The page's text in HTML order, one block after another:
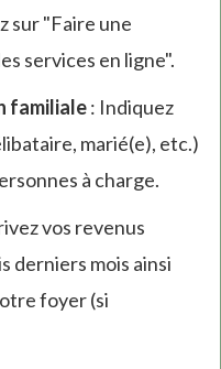
sur "Faire une
services en ligne".
familiale: Indiquez
marié(e), etc.)
à charge.
vos revenus
derniers mois ainsi
foyer (si